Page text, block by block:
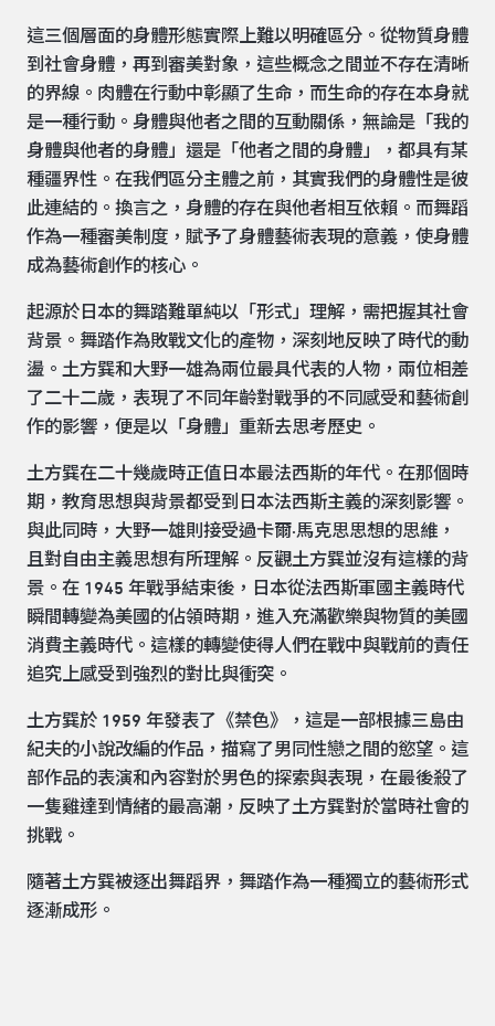
這三個層面的身體形態實際上難以明確區分。從物質身體
到社會身體，再到審美對象，這些概念之間並不存在清晰
的界線。肉體在行動中彰顯了生命，而生命的存在本身就
是一種行動。身體與他者之間的互動關係，無論是「我的
身體與他者的身體」還是「他者之間的身體」，都具有某
種疆界性。在我們區分主體之前，其實我們的身體性是彼
此連結的。換言之，身體的存在與他者相互依賴。而舞蹈
作為一種審美制度，賦予了身體藝術表現的意義，使身體
成為藝術創作的核心。
起源於日本的舞踏難單純以「形式」理解，需把握其社會
背景。舞踏作為敗戰文化的產物，深刻地反映了時代的動
盪。土方巽和大野一雄為兩位最具代表的人物，兩位相差
了二十二歲，表現了不同年齡對戰爭的不同感受和藝術創
作的影響，便是以「身體」重新去思考歷史。
土方巽在二十幾歲時正值日本最法西斯的年代。在那個時
期，教育思想與背景都受到日本法西斯主義的深刻影響。
與此同時，大野一雄則接受過卡爾·馬克思思想的思維，
且對自由主義思想有所理解。反觀土方巽並沒有這樣的背
景。在 1945 年戰爭結束後，日本從法西斯軍國主義時代
瞬間轉變為美國的佔領時期，進入充滿歡樂與物質的美國
消費主義時代。這樣的轉變使得人們在戰中與戰前的責任
追究上感受到強烈的對比與衝突。
土方巽於 1959 年發表了《禁色》，這是一部根據三島由
紀夫的小說改編的作品，描寫了男同性戀之間的慾望。這
部作品的表演和內容對於男色的探索與表現，在最後殺了
一隻雞達到情緒的最高潮，反映了土方巽對於當時社會的
挑戰。
隨著土方巽被逐出舞蹈界，舞踏作為一種獨立的藝術形式
逐漸成形。